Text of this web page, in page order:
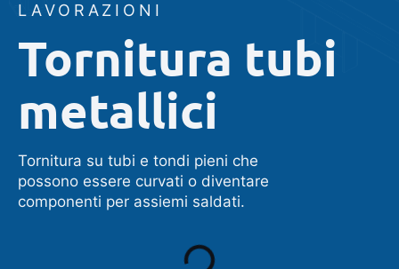
LAVORAZIONI
Tornitura tubi
metallici
Tornitura su tubi e tondi pieni che
possono essere curvati o diventare
componenti per assiemi saldati.